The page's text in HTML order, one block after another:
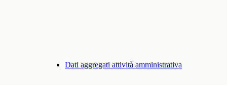
Dati aggregati attività amministrativa